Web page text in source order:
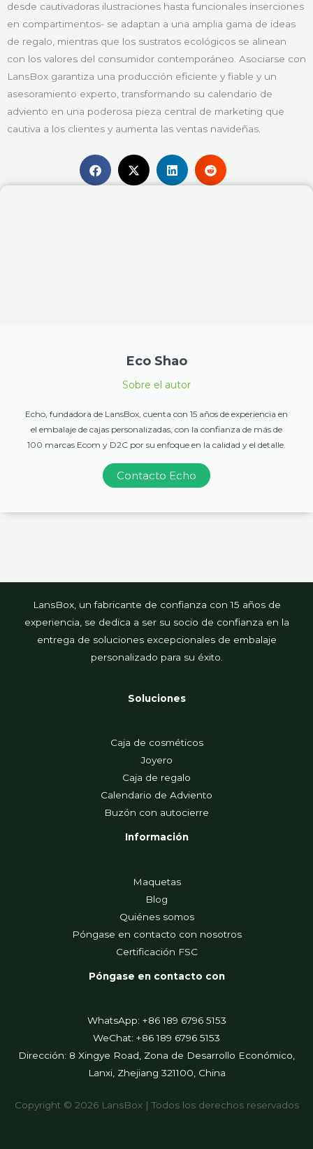
desde cautivadoras ilustraciones hasta funcionales inserciones
en compartimentos- se adaptan a una amplia gama de ideas
de regalo, mientras que los sustratos ecológicos se alinean
con los valores del consumidor contemporáneo. Asociarse con
LansBox garantiza una producción eficiente y fiable y un
asesoramiento experto, transformando su calendario de
adviento en una poderosa pieza central de marketing que
cautiva a los clientes y aumenta las ventas navideñas.
Eco Shao
Sobre el autor
Echo, fundadora de LansBox, cuenta con 15 años de experiencia en
el embalaje de cajas personalizadas, con la confianza de más de
100 marcas Ecom y D2C por su enfoque en la calidad y el detalle.
Contacto Echo
LansBox, un fabricante de confianza con 15 años de
experiencia, se dedica a ser su socio de confianza en la
entrega de soluciones excepcionales de embalaje
personalizado para su éxito.
Soluciones
Caja de cosméticos
Joyero
Caja de regalo
Calendario de Adviento
Buzón con autocierre
Información
Maquetas
Blog
Quiénes somos
Póngase en contacto con nosotros
Certificación FSC
Póngase en contacto con
WhatsApp: +86 189 6796 5153
WeChat: +86 189 6796 5153
Dirección: 8 Xingye Road, Zona de Desarrollo Económico,
Lanxi, Zhejiang 321100, China
Copyright © 2026 LansBox | Todos los derechos reservados